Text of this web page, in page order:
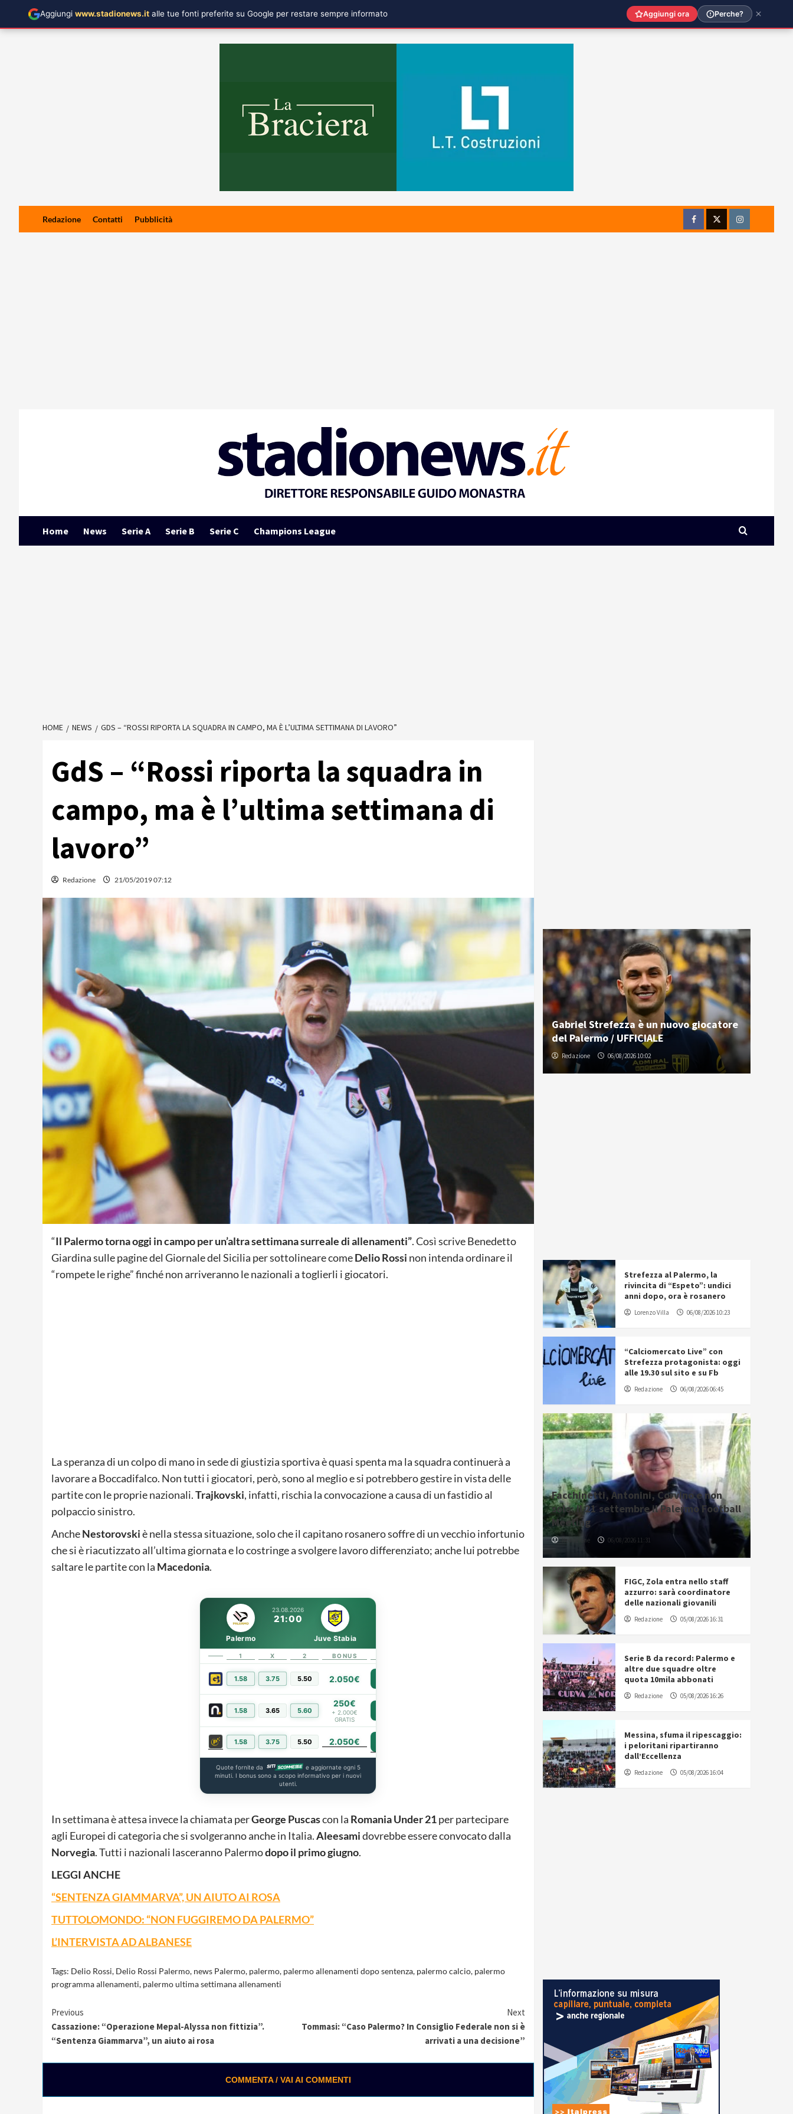
Redazione Contatti Pubblicità
FacebookTwitterInstagram
Home News Serie A Serie B Serie C Champions League
HOME NEWS GDS – “ROSSI RIPORTA LA SQUADRA IN CAMPO, MA È L’ULTIMA SETTIMANA DI LAVORO”
GdS – “Rossi riporta la squadra in
campo, ma è l’ultima settimana di
lavoro”
Redazione 21/05/2019 07:12
“Il Palermo torna oggi in campo per un’altra settimana surreale di allenamenti”. Così scrive Benedetto
Giardina sulle pagine del Giornale del Sicilia per sottolineare comeDelioRossi non intenda ordinare il
“rompete le righe” finché non arriveranno le nazionali a toglierli i giocatori.
La speranza di un colpo di mano in sede di giustizia sportiva è quasi spenta ma la squadra continuerà a
lavorare a Boccadifalco. Non tutti i giocatori, però, sono al meglio e si potrebbero gestire in vista delle
partite con le proprie nazionali.Trajkovski, infatti, rischia la convocazione a causa di un fastidio al
polpaccio sinistro.
AncheNestorovskiè nella stessa situazione, solo che il capitano rosanero soffre di un vecchio infortunio
che si è riacutizzato all’ultima giornata e lo costringe a svolgere lavoro differenziato; anche lui potrebbe
saltare le partite con la Macedonia.
23.08.2026
21:00
Palermo Juve Stabia
1 X 2 BONUS
1.58 3.75 5.50 2.050€
1.58 3.65 5.60
250€
+ 2.000€
GRATIS
1.58 3.75 5.50 2.050€
Quote fornite da
e aggiornate ogni 5
minuti. I bonus sono a scopo informativo per i nuovi
utenti.
In settimana è attesa invece la chiamata perGeorge Puscascon la RomaniaUnder21per partecipare
agli Europei di categoria che si svolgeranno anche in Italia.Aleesamidovrebbe essere convocato dalla
Norvegia. Tutti i nazionali lasceranno Palermodopo il primo giugno.
LEGGI ANCHE
“SENTENZA GIAMMARVA”, UN AIUTO AI ROSA
TUTTOLOMONDO: “NON FUGGIREMO DA PALERMO”
L’INTERVISTA AD ALBANESE
Tags: Delio Rossi, Delio Rossi Palermo, news Palermo, palermo, palermo allenamenti dopo sentenza, palermo calcio, palermo
programma allenamenti, palermo ultima settimana allenamenti
Continue
Reading
Previous
Cassazione: “Operazione Mepal-Alyssa non fittizia”.
“Sentenza Giammarva”, un aiuto ai rosa
Next
Tommasi: “Caso Palermo? In Consiglio Federale non si è
arrivati a una decisione”
COMMENTA / VAI AI COMMENTI
Gabriel Strefezza è un nuovo giocatore
del Palermo / UFFICIALE
Redazione 06/08/2026 10:02
Strefezza al Palermo, la
rivincita di “Espeto”: undici
anni dopo, ora è rosanero
Lorenzo Villa 06/08/2026 10:23
“Calciomercato Live” con
Strefezza protagonista: oggi
alle 19.30 sul sito e su Fb
Redazione 06/08/2026 06:45
Facchinetti, Antonini, Corvino e non
solo: il 21 settembre il Palermo Football
Meeting
Redazione 06/08/2026 11:31
FIGC, Zola entra nello staff
azzurro: sarà coordinatore
delle nazionali giovanili
Redazione 05/08/2026 16:31
Serie B da record: Palermo e
altre due squadre oltre
quota 10mila abbonati
Redazione 05/08/2026 16:26
Messina, sfuma il ripescaggio:
i peloritani ripartiranno
dall’Eccellenza
Redazione 05/08/2026 16:04
Aggiungi www.stadionews.it alle tue fonti preferite su Google per restare sempre informato Aggiungi ora Perche?